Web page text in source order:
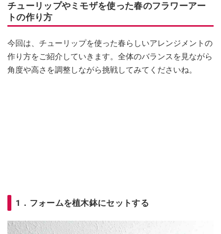
チューリップやミモザを使った春のフラワーアー
トの作り方
今回は、チューリップを使った春らしいアレンジメントの
作り方をご紹介していきます。全体のバランスを見ながら
角度や高さを調整しながら挑戦してみてくださいね。
1．フォームを植木鉢にセットする